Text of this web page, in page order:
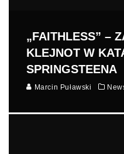
„FAITHLESS” –
KLEJNOT W
SPRINGSTEENA
Marcin Puławski